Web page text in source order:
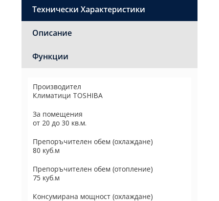
Технически Характеристики
Описание
Функции
Производител
Климатици TOSHIBA
За помещения
от 20 до 30 кв.м.
Препоръчителен обем (охлаждане)
80 куб.м
Препоръчителен обем (отопление)
75 куб.м
Консумирана мощност (охлаждане)